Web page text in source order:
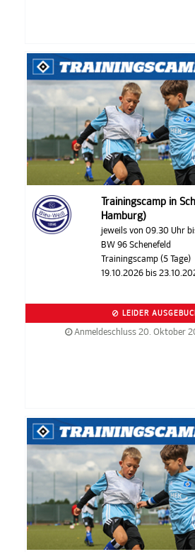
Trainingscamp in
Hamburg)
jeweils von 09.30 Uhr
BW 96 Schenefeld
Trainingscamp (5 Tage)
19.10.2026 bis
LEIDER
Anmeldeschluss 20. Oktober